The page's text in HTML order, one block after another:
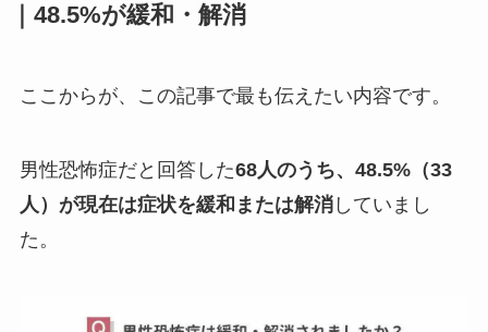
｜48.5%が緩和・解消
ここからが、この記事で最も伝えたい内容です。
男性恐怖症だと回答した68人のうち、48.5%（33
人）が現在は症状を緩和または解消していまし
た。